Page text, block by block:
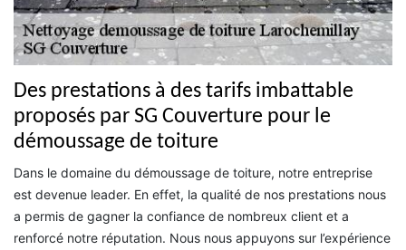
Des prestations à des tarifs imbattable
proposés par SG Couverture pour le
démoussage de toiture
Dans le domaine du démoussage de toiture, notre entreprise
est devenue leader. En effet, la qualité de nos prestations nous
a permis de gagner la confiance de nombreux client et a
renforcé notre réputation. Nous nous appuyons sur l’expérience